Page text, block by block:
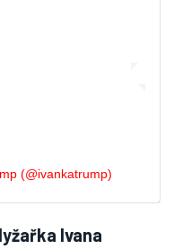
(@ivankatrump)
Ivana